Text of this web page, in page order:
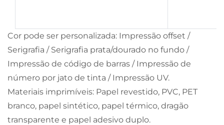
Cor pode ser personalizada: Impressão offset /
Serigrafia / Serigrafia prata/dourado no fundo /
Impressão de código de barras / Impressão de
número por jato de tinta / Impressão UV.
Materiais imprimíveis: Papel revestido, PVC, PET
branco, papel sintético, papel térmico, dragão
transparente e papel adesivo duplo.